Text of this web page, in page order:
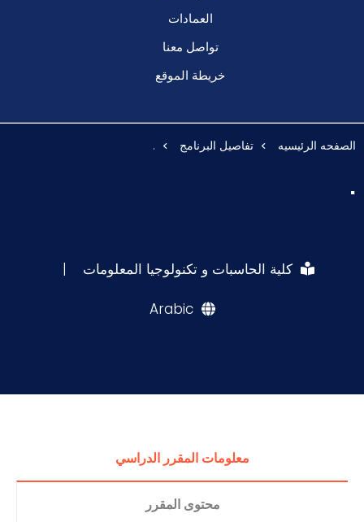
العمادات
تواصل معنا
خريطة الموقع
الصفحه الرئيسيه تفاصيل البرنامج .
.
كلية الحاسبات و تكنولوجيا المعلومات |
Arabic
معلومات المقرر الدراسي
محتوى المقرر